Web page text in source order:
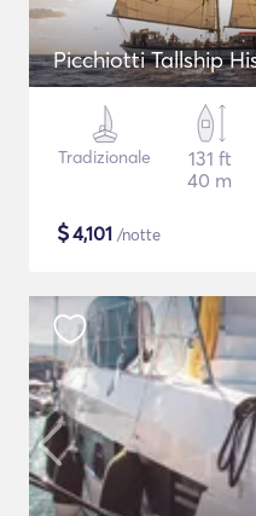
Picchiotti Tallship
Tradizionale
131 ft
40 m
$4,101 /notte